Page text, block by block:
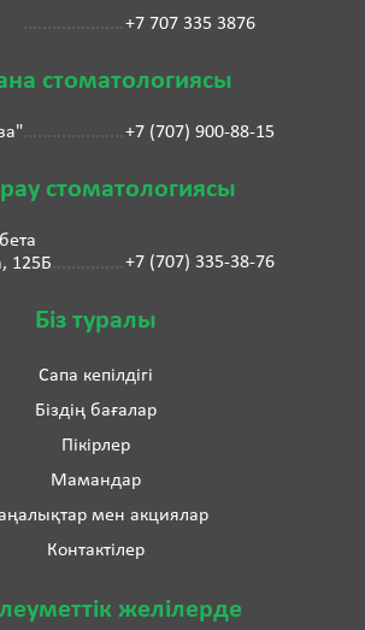
+7 707 335 3876
стоматологиясы
+7 (707) 900-88-15
стоматологиясы
125Б
+7 (707) 335-38-76
Біз туралы
Сапа кепілдігі
Біздің бағалар
Пікірлер
Мамандар
мен акциялар
Контактілер
желілерде